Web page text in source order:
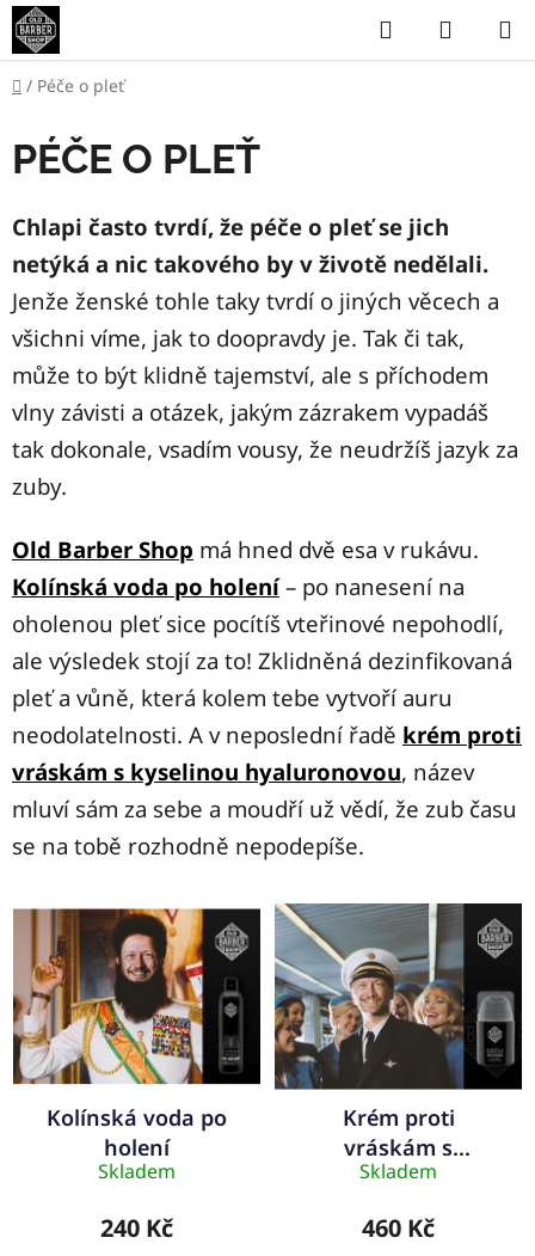
Přejít
na
obsah
Hledat
KOŠÍK
Domů
/ Péče o pleť
PÉČE O PLEŤ
Chlapi často tvrdí, že péče o pleť se jich
netýká a nic takového by v životě nedělali.
Jenže ženské tohle taky tvrdí o jiných věcech a
všichni víme, jak to doopravdy je. Tak či tak,
může to být klidně tajemství, ale s příchodem
vlny závisti a otázek, jakým zázrakem vypadáš
tak dokonale, vsadím vousy, že neudržíš jazyk za
zuby.
Old Barber Shop má hned dvě esa v rukávu.
Kolínská voda po holení– po nanesení na
oholenou pleť sice pocítíš vteřinové nepohodlí,
ale výsledek stojí za to! Zklidněná dezinfikovaná
pleť a vůně, která kolem tebe vytvoří auru
neodolatelnosti. A v neposlední řadě krém proti
vráskám s kyselinou hyaluronovou, název
mluví sám za sebe a moudří už vědí, že zub času
se na tobě rozhodně nepodepíše.
V
I
S
P
R
Kolínská voda po
holení
Skladem
240 Kč
Krém proti
vráskám s
kyselinou
Skladem
460 Kč